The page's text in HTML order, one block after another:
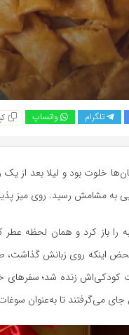
تلگرام واتساپ
خلوت بود و لیلا بعد
به مشامش رسید. روی میز
را باز کرد و همان لحظه
اینکه روی زبانش
کودکی‌اش زنده شد؛ سفرهای
می‌گرفتند تا به‌عنوان